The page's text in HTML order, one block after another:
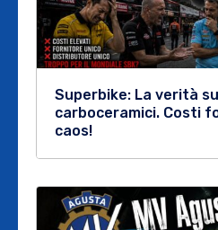
Superbike: La verità
carboceramici. Costi
caos!